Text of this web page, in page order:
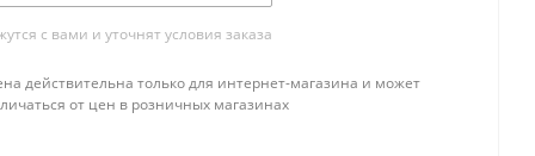
с вами и уточнят условия заказа
действительна только для интернет-магазина и может
от цен в розничных магазинах